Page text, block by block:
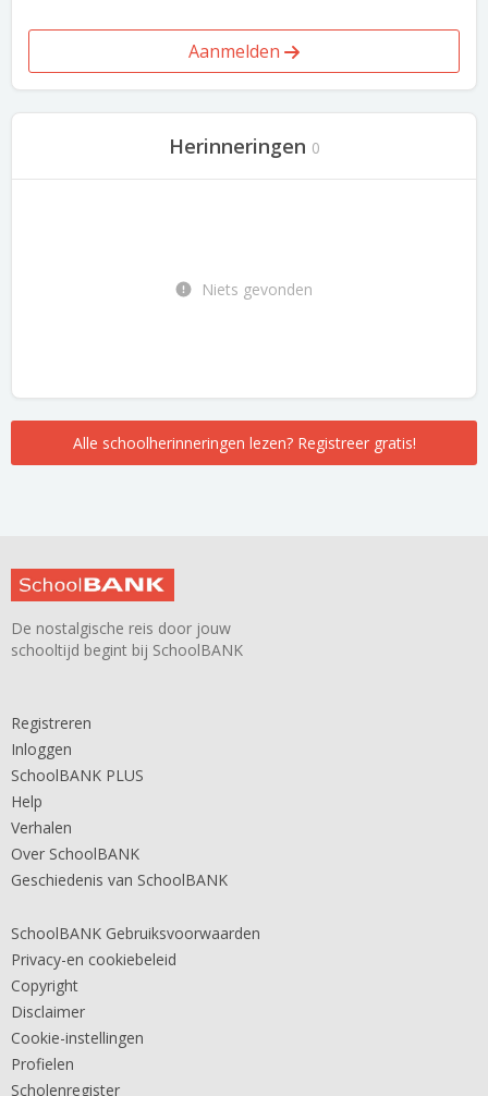
Aanmelden
Herinneringen 0
Niets gevonden
Alle schoolherinneringen lezen? Registreer gratis!
De nostalgische reis door jouw
schooltijd begint bij SchoolBANK
Registreren
Inloggen
SchoolBANK PLUS
Help
Verhalen
Over SchoolBANK
Geschiedenis van SchoolBANK
SchoolBANK Gebruiksvoorwaarden
Privacy-en cookiebeleid
Copyright
Disclaimer
Cookie-instellingen
Profielen
Scholenregister